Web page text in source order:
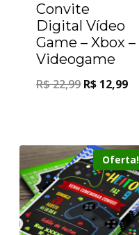
Convite
Digital Vídeo
Game – Xbox –
Videogame
R$22,99 R$ 12,99
Oferta!